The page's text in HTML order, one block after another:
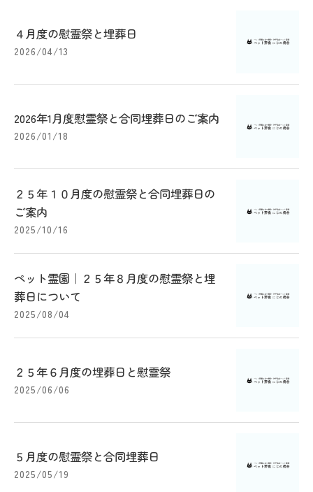
４月度の慰霊祭と埋葬日
2026/04/13
2026年1月度慰霊祭と合同埋葬日のご案内
2026/01/18
２５年１０月度の慰霊祭と合同埋葬日の
ご案内
2025/10/16
ペット霊園｜２５年８月度の慰霊祭と埋
葬日について
2025/08/04
２５年６月度の埋葬日と慰霊祭
2025/06/06
５月度の慰霊祭と合同埋葬日
2025/05/19